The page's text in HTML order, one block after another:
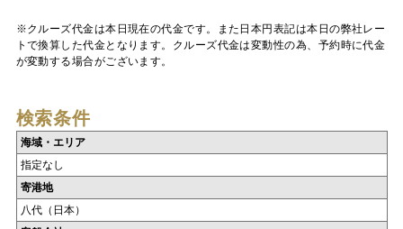
※クルーズ代金は本日現在の代金です。また日本円表記は本日の弊社レー
トで換算した代金となります。クルーズ代金は変動性の為、予約時に代金
が変動する場合がございます。
検索条件
海域・エリア
指定なし
寄港地
八代（日本）